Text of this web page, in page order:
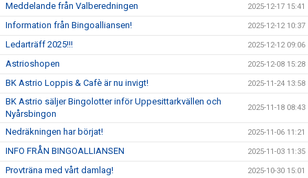
Meddelande från Valberedningen 2025-12-17 15:41
Information från Bingoalliansen! 2025-12-12 10:37
Ledarträff 2025!!! 2025-12-12 09:06
Astrioshopen 2025-12-08 15:28
BK Astrio Loppis & Cafè är nu invigt! 2025-11-24 13:58
BK Astrio säljer Bingolotter inför Uppesittarkvällen och
Nyårsbingon
2025-11-18 08:43
Nedräkningen har börjat! 2025-11-06 11:21
INFO FRÅN BINGOALLIANSEN 2025-11-03 11:35
Provträna med vårt damlag! 2025-10-30 15:01